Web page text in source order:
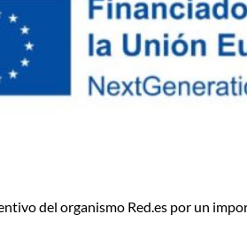
del organismo Red.es por un